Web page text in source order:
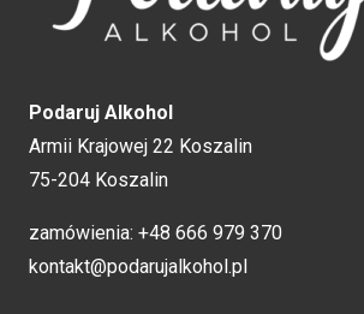
Podaruj Alkohol
Armii Krajowej 22 Koszalin
75-204 Koszalin
zamówienia: +48 666 979 370
kontakt@podarujalkohol.pl